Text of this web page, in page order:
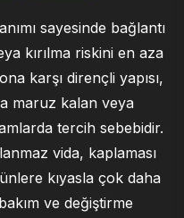
sayesinde bağlantı
kırılma riskini en aza
karşı dirençli yapısı,
maruz kalan veya
tercih sebebidir.
vida, kaplaması
kıyasla çok daha
ve değiştirme